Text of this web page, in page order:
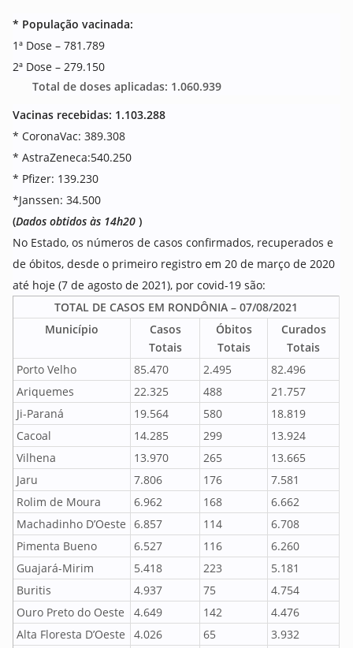
* População vacinada:
1ª Dose – 781.789
2ª Dose – 279.150
Total de doses aplicadas: 1.060.939
Vacinas recebidas: 1.103.288
* CoronaVac: 389.308
* AstraZeneca:540.250
* Pfizer: 139.230
*Janssen: 34.500
(Dados obtidos às 14h20)
No Estado, os números de casos confirmados, recuperados e
de óbitos, desde o primeiro registro em 20 de março de 2020
até hoje (7 de agosto de 2021), por covid-19 são:
TOTAL DE CASOS EM RONDÔNIA – 07/08/2021
Município
Casos
Totais
Óbitos
Totais
Curados
Totais
Porto Velho
85.470 2.495
82.496
Ariquemes
22.325 488
21.757
Ji-Paraná
19.564 580
18.819
Cacoal
14.285 299
13.924
Vilhena
13.970 265
13.665
Jaru
7.806 176
7.581
Rolim de Moura
6.962 168
6.662
Machadinho D’Oeste 6.857 114
6.708
Pimenta Bueno
6.527 116
6.260
Guajará-Mirim
5.418 223
5.181
Buritis
4.937 75
4.754
Ouro Preto do Oeste
4.649 142
4.476
Alta Floresta D’Oeste
4.026 65
3.932